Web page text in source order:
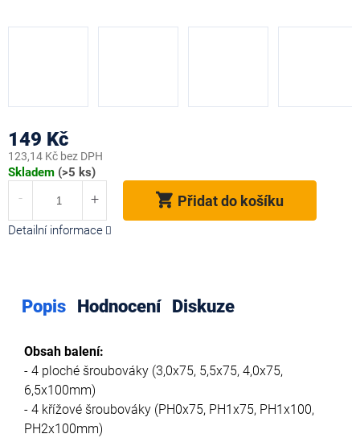
149 Kč
123,14 Kč bez DPH
Měrná
Skladem (>5 ks)
Přidat do košíku
Detailní informace
Popis Hodnocení Diskuze
Obsah balení:
- 4 ploché šroubováky (3,0x75, 5,5x75, 4,0x75,
6,5x100mm)
- 4 křížové šroubováky (PH0x75, PH1x75, PH1x100,
PH2x100mm)